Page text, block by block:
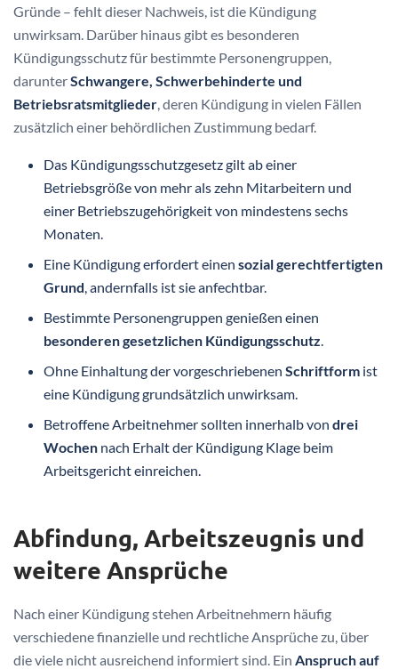
Gründe – fehlt dieser Nachweis, ist die Kündigung
unwirksam. Darüber hinaus gibt es besonderen
Kündigungsschutz für bestimmte Personengruppen,
darunterSchwangere, Schwerbehinderte und
Betriebsratsmitglieder, deren Kündigung in vielen Fällen
zusätzlich einer behördlichen Zustimmung bedarf.
Das Kündigungsschutzgesetz gilt ab einer
Betriebsgröße von mehr als zehn Mitarbeitern und
einer Betriebszugehörigkeit von mindestens sechs
Monaten.
Eine Kündigung erfordert einensozial gerechtfertigten
Grund, andernfalls ist sie anfechtbar.
Bestimmte Personengruppen genießen einen
besonderen gesetzlichen Kündigungsschutz.
Ohne Einhaltung der vorgeschriebenenSchriftform ist
eine Kündigung grundsätzlich unwirksam.
Betroffene Arbeitnehmer sollten innerhalb vondrei
Wochen nach Erhalt der Kündigung Klage beim
Arbeitsgericht einreichen.
Abfindung, Arbeitszeugnis und
weitere Ansprüche
Nach einer Kündigung stehen Arbeitnehmern häufig
verschiedene finanzielle und rechtliche Ansprüche zu, über
die viele nicht ausreichend informiert sind. Ein Anspruch auf